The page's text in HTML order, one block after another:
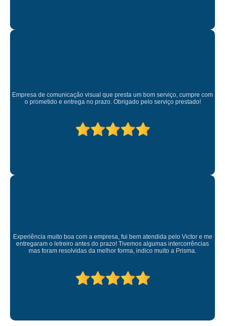
Empresa de comunicação visual que presta um bom serviço, cumpre com
o prometido e entrega no prazo. Obrigado pelo serviço prestado!
Experiência muito boa com a empresa, fui bem atendida pelo Victor e me
entregaram o letreiro antes do prazo! Tivemos algumas intercorrências
mas foram resolvidas da melhor forma, indico muito a Prisma.